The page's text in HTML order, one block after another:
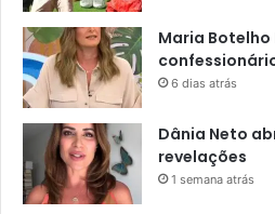
Maria Botelho
6 dias atrás
Dânia Neto
revelações
1 semana atrás